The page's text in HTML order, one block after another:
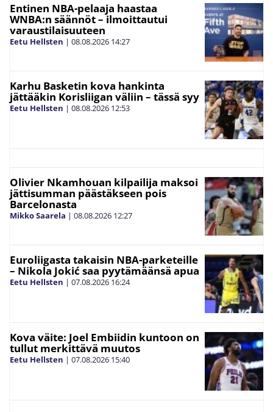
Entinen NBA-pelaaja haastaa
WNBA:n säännöt – ilmoittautui
varaustilaisuuteen
Eetu Hellsten | 08.08.2026 14:27
Karhu Basketin kova hankinta
jättääkin Korisliigan väliin – tässä syy
Eetu Hellsten | 08.08.2026 12:53
Olivier Nkamhouan kilpailija maksoi
jättisumman päästäkseen pois
Barcelonasta
Mikko Saarela | 08.08.2026 12:27
Euroliigasta takaisin NBA-parketeille
– Nikola Jokić saa pyytämäänsä apua
Eetu Hellsten | 07.08.2026 16:24
Kova väite: Joel Embiidin kuntoon on
tullut merkittävä muutos
Eetu Hellsten | 07.08.2026 15:40